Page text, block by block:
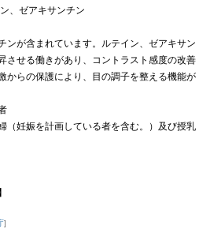
、ゼアキサンチン
ンが含まれています。ルテイン、ゼアキサン
させる働きがあり、コントラスト感度の改善
からの保護により、目の調子を整える機能が
（妊娠を計画している者を含む。）及び授乳